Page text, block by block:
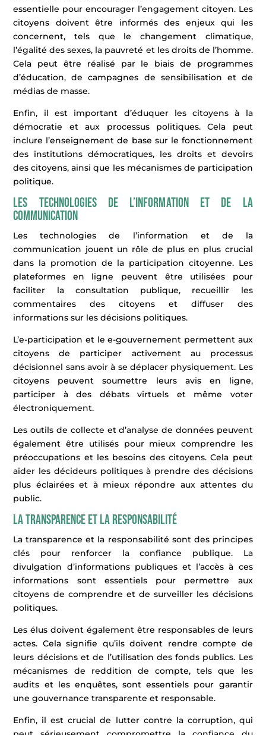
essentielle pour encourager l’engagement citoyen. Les
citoyens doivent être informés des enjeux qui les
concernent, tels que le changement climatique,
l’égalité des sexes, la pauvreté et les droits de l’homme.
Cela peut être réalisé par le biais de programmes
d’éducation, de campagnes de sensibilisation et de
médias de masse.
Enfin, il est important d’éduquer les citoyens à la
démocratie et aux processus politiques. Cela peut
inclure l’enseignement de base sur le fonctionnement
des institutions démocratiques, les droits et devoirs
des citoyens, ainsi que les mécanismes de participation
politique.
Les technologies de l’information et de la
communication
Les technologies de l’information et de la
communication jouent un rôle de plus en plus crucial
dans la promotion de la participation citoyenne. Les
plateformes en ligne peuvent être utilisées pour
faciliter la consultation publique, recueillir les
commentaires des citoyens et diffuser des
informations sur les décisions politiques.
L’e-participation et le e-gouvernement permettent aux
citoyens de participer activement au processus
décisionnel sans avoir à se déplacer physiquement. Les
citoyens peuvent soumettre leurs avis en ligne,
participer à des débats virtuels et même voter
électroniquement.
Les outils de collecte et d’analyse de données peuvent
également être utilisés pour mieux comprendre les
préoccupations et les besoins des citoyens. Cela peut
aider les décideurs politiques à prendre des décisions
plus éclairées et à mieux répondre aux attentes du
public.
La transparence et la responsabilité
La transparence et la responsabilité sont des principes
clés pour renforcer la confiance publique. La
divulgation d’informations publiques et l’accès à ces
informations sont essentiels pour permettre aux
citoyens de comprendre et de surveiller les décisions
politiques.
Les élus doivent également être responsables de leurs
actes. Cela signifie qu’ils doivent rendre compte de
leurs décisions et de l’utilisation des fonds publics. Les
mécanismes de reddition de compte, tels que les
audits et les enquêtes, sont essentiels pour garantir
une gouvernance transparente et responsable.
Enfin, il est crucial de lutter contre la corruption, qui